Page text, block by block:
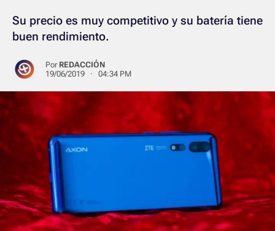
Su precio es muy competitivo y su batería tiene
buen rendimiento.
Por REDACCIÓN
19/06/2019 · 04:34 PM